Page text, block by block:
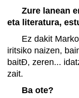
Zure lanean
eta literatura,
Ez dakit
iritsiko naizen,
baitÐ, zeren...
zait.
Ba ote?